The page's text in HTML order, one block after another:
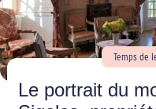
Temps de
Le portrait du